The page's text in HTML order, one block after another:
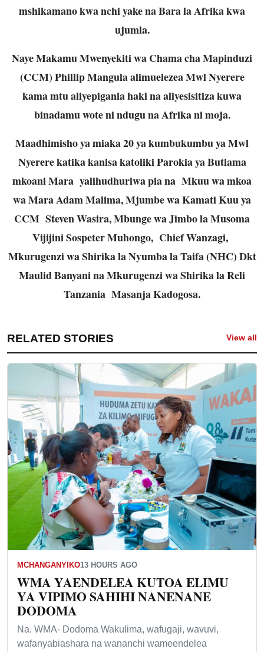
mshikamano kwa nchi yake na Bara la Afrika kwa
ujumla.
Naye Makamu Mwenyekiti wa Chama cha Mapinduzi
(CCM) Phillip Mangula alimuelezea Mwl Nyerere
kama mtu aliyepigania haki na aliyesisitiza kuwa
binadamu wote ni ndugu na Afrika ni moja.
Maadhimisho ya miaka 20 ya kumbukumbu ya Mwl
Nyerere katika kanisa katoliki Parokia ya Butiama
mkoani Mara yalihudhuriwa pia na Mkuu wa mkoa
wa Mara Adam Malima, Mjumbe wa Kamati Kuu ya
CCM Steven Wasira, Mbunge wa Jimbo la Musoma
Vijijini Sospeter Muhongo, Chief Wanzagi,
Mkurugenzi wa Shirika la Nyumba la Taifa (NHC) Dkt
Maulid Banyani na Mkurugenzi wa Shirika la Reli
Tanzania Masanja Kadogosa.
RELATED STORIES View all
MCHANGANYIKO13 HOURS AGO
WMA YAENDELEA KUTOA ELIMU
YA VIPIMO SAHIHI NANENANE
DODOMA
Na. WMA- Dodoma Wakulima, wafugaji, wavuvi,
wafanyabiashara na wananchi wameendelea